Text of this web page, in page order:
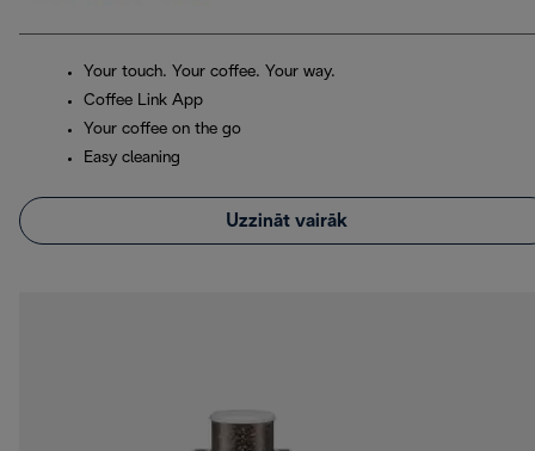
Your touch. Your coffee. Your way.
Coffee Link App
Your coffee on the go
Easy cleaning
Uzzināt vairāk